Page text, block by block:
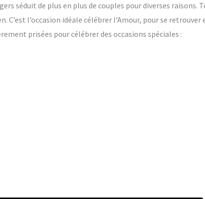
séduit de plus en plus de couples pour diverses raisons.
C’est l’occasion idéale célébrer l’Amour, pour se
prisées pour célébrer des occasions spéciales :